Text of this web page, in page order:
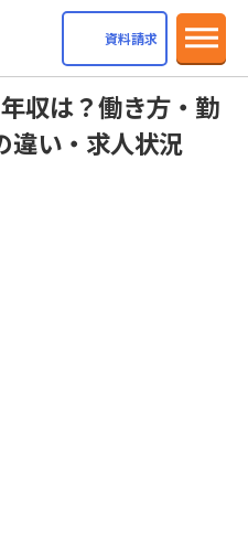
資料請求 dehaze
収は？働き方・勤
違い・求人状況